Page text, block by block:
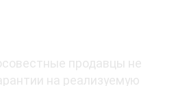
продавцы не
на реализуемую